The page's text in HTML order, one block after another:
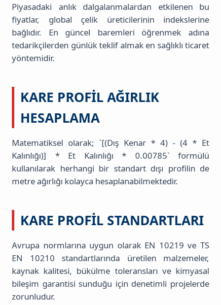
Piyasadaki anlık dalgalanmalardan etkilenen bu
fiyatlar, global çelik üreticilerinin indekslerine
bağlıdır. En güncel baremleri öğrenmek adına
tedarikçilerden günlük teklif almak en sağlıklı ticaret
yöntemidir.
KARE PROFIL AĞIRLIK
HESAPLAMA
Matematiksel olarak; `[(Dış Kenar * 4) - (4 * Et
Kalınlığı)] * Et Kalınlığı * 0.00785` formülü
kullanılarak herhangi bir standart dışı profilin de
metre ağırlığı kolayca hesaplanabilmektedir.
KARE PROFIL STANDARTLARI
Avrupa normlarına uygun olarak EN 10219 ve TS
EN 10210 standartlarında üretilen malzemeler,
kaynak kalitesi, bükülme toleransları ve kimyasal
bileşim garantisi sunduğu için denetimli projelerde
zorunludur.